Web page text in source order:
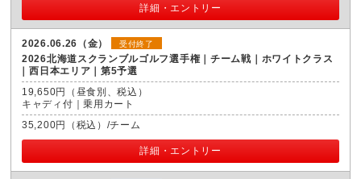
詳細・エントリー
2026.06.26（金） 受付終了
2026北海道スクランブルゴルフ選手権｜チーム戦｜ホワイトクラス
西日本エリア｜第5予選
19,650円（昼食別、税込）
キャディ付｜乗用カート
35,200円（税込）/チーム
詳細・エントリー